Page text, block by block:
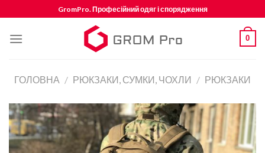
to
content
GromPro. Професійний одяг і спорядження
0
ГОЛОВНА / РЮКЗАКИ, СУМКИ, ЧОХЛИ / РЮКЗАКИ